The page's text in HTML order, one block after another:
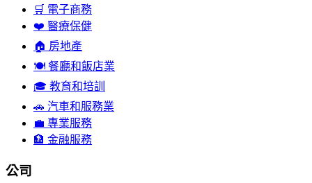
🛒 電子商務
❤️ 醫療保健
🏠 房地產
🍽️ 餐廳和飯店業
🎓 教育和培訓
🚗 汽車和服務業
💼 專業服務
🏦 金融服務
公司